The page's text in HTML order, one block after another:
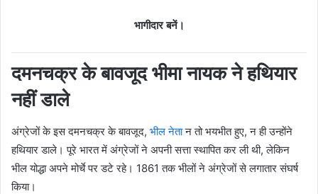
भागीदार बनें।
दमनचक्र के बावजूद भीमा नायक ने हथियार
नहीं डाले
अंग्रेजों के इस दमनचक्र के बावजूद, भील नेतान तो भयभीत हुए, न ही उन्होंने
हथियार डाले। पूरे भारत में अंग्रेजों ने अपनी सत्ता स्थापित कर ली थी, लेकिन
भील योद्धा अपने मोर्चे पर डटे रहे। 1861 तक भीलों ने अंग्रेजों से लगातार संघर्ष
किया।